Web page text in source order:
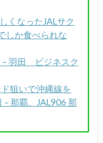
なったJALサク
しか食べられな
– 羽田 ビジネスク
狙いで沖縄線を
那覇、JAL906 那